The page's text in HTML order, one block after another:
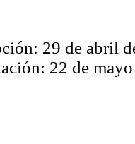
29 de abril
22 de